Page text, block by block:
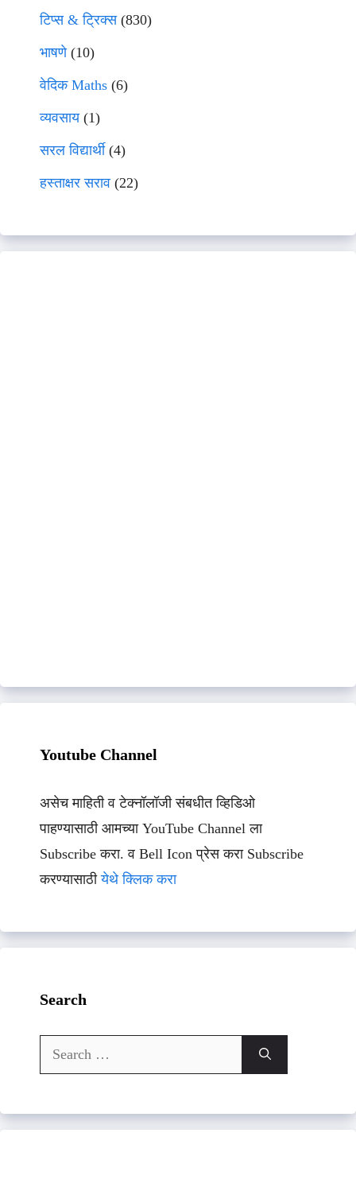
टिप्स & ट्रिक्स(830)
भाषणे(10)
वेदिक Maths (6)
व्यवसाय(1)
सरल विद्यार्थी(4)
हस्ताक्षर सराव (22)
Youtube Channel
असेच माहिती व टेक्नॉलॉजी संबधीत व्हिडिओ
पाहण्यासाठी आमच्या YouTube Channel ला
Subscribe करा. व Bell Icon प्रेस करा Subscribe
करण्यासाठीयेथे क्लिक करा
Search
Search
for: